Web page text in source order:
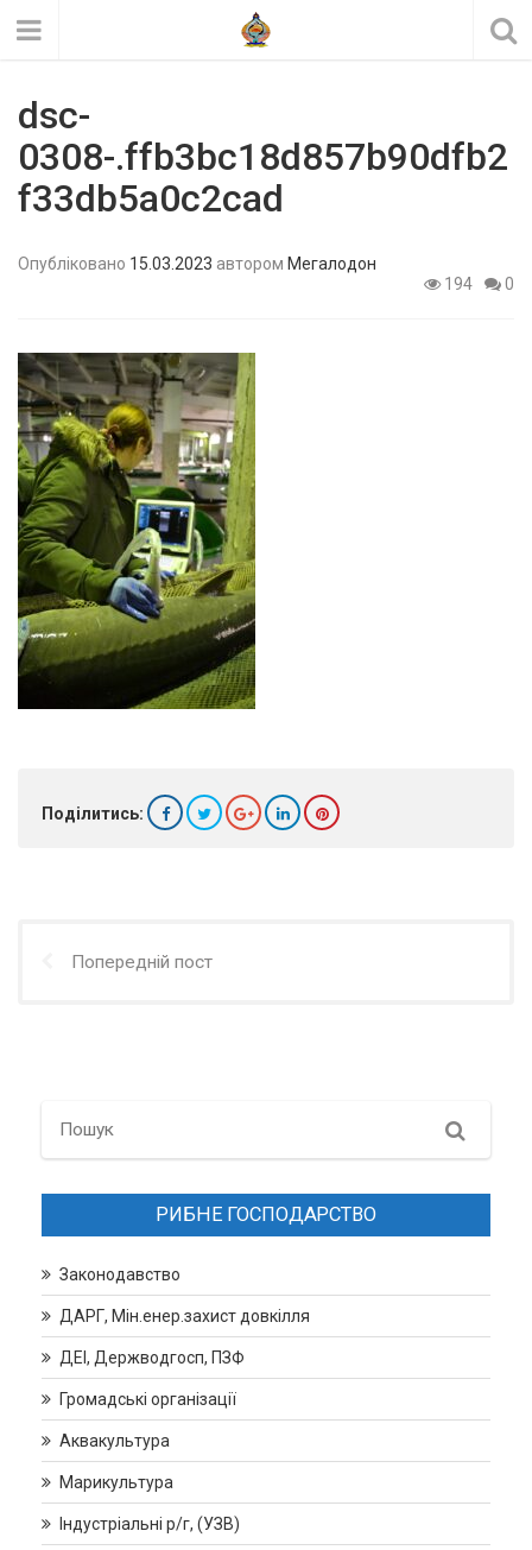
dsc-
0308-.ffb3bc18d857b90dfb2
f33db5a0c2cad
Опубліковано 15.03.2023 автором Мегалодон
194
0
Поділитись:
Попередній пост
Search
РИБНЕ ГОСПОДАРСТВО
Законодавство
ДАРГ, Мін.енер.захист довкілля
ДЕІ, Держводгосп, ПЗФ
Громадські організації
Аквакультура
Марикультура
Індустріальні р/г, (УЗВ)